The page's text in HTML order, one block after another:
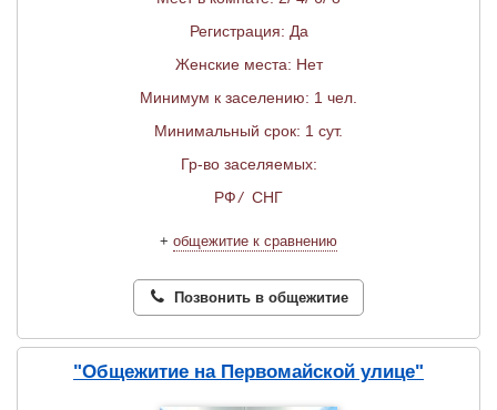
Регистрация: Да
Женские места: Нет
Минимум к заселению: 1 чел.
Минимальный срок: 1 сут.
Гр-во заселяемых:
РФ/ СНГ
+ общежитие к сравнению
Позвонить в общежитие
"Общежитие на Первомайской улице"